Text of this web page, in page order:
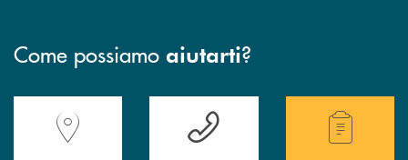
Come possiamo aiutarti?
Accedi all' elenco completo delle filiali della Banca.
Hai bisogno di assistenza immediata?
Hai bisogno di